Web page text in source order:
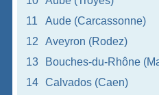
11
Aude (Carcassonne)
12
Aveyron (Rodez)
13
Bouches-du-Rhône
14
Calvados (Caen)